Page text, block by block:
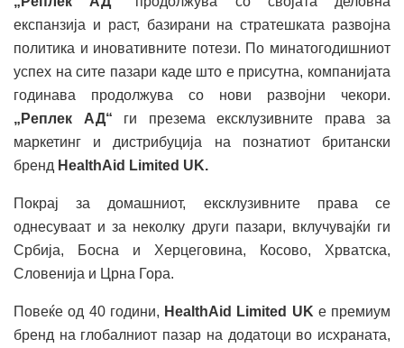
експанзија и раст, базирани на стратешката развојна
политика и иновативните потези. По минатогодишниот
успех на сите пазари каде што е присутна, компанијата
годинава продолжува со нови развојни чекори.
„Реплек АД“ ги презема ексклузивните права за
маркетинг и дистрибуција на познатиот британски
бренд HealthAid Limited UK.
Покрај за домашниот, ексклузивните права се
однесуваат и за неколку други пазари, вклучувајќи ги
Србија, Босна и Херцеговина, Косово, Хрватска,
Словенија и Црна Гора.
Повеќе од 40 години, HealthAid Limited UK е премиум
бренд на глобалниот пазар на додатоци во исхраната,